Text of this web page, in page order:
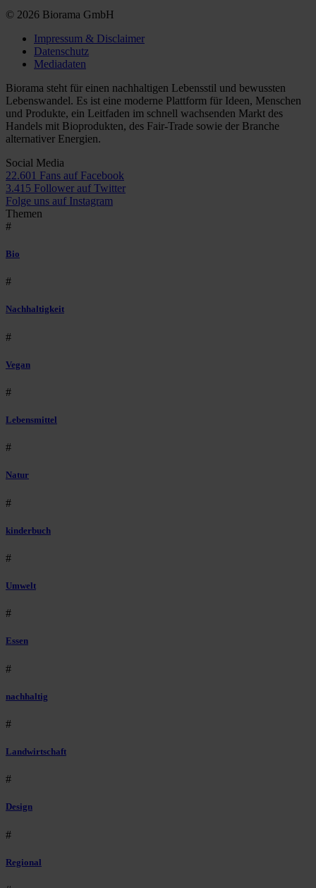
© 2026 Biorama GmbH
Impressum & Disclaimer
Datenschutz
Mediadaten
Biorama steht für einen nachhaltigen Lebensstil und bewussten
Lebenswandel. Es ist eine moderne Plattform für Ideen, Menschen
und Produkte, ein Leitfaden im schnell wachsenden Markt des
Handels mit Bioprodukten, des Fair-Trade sowie der Branche
alternativer Energien.
Social Media
22.601 Fans auf Facebook
3.415 Follower auf Twitter
Folge uns auf Instagram
Themen
#
Bio
#
Nachhaltigkeit
#
Vegan
#
Lebensmittel
#
Natur
#
kinderbuch
#
Umwelt
#
Essen
#
nachhaltig
#
Landwirtschaft
#
Design
#
Regional